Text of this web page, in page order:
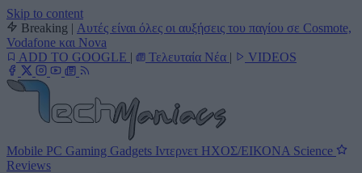
Skip to content
Breaking | Αυτές είναι όλες οι αυξήσεις του παγίου σε Cosmote,
Vodafone και Nova
ADD TO GOOGLE | Τελευταία Νέα | VIDEOS
Mobile PC Gaming Gadgets Ιντερνετ ΗΧΟΣ/ΕΙΚΟΝΑ Science
Reviews